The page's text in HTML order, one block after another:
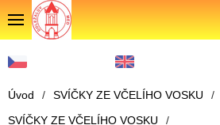
Úvod / SVÍČKY ZE VČELÍHO VOSKU
/
SVÍČKY ZE VČELÍHO VOSKU
/